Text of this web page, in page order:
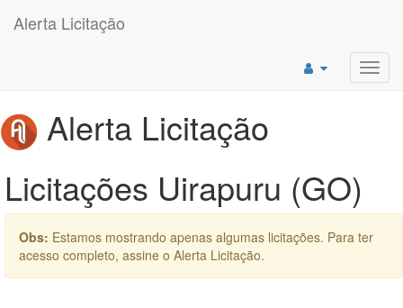
Alerta Licitação
Alerta Licitação
Licitações Uirapuru (GO)
Obs: Estamos mostrando apenas algumas licitações. Para ter
acesso completo, assine o Alerta Licitação.